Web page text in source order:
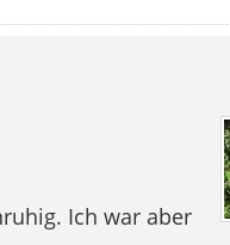
Ich war aber